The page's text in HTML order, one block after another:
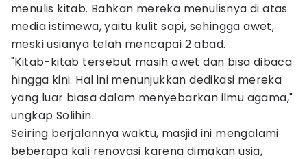
menulis kitab. Bahkan mereka menulisnya di atas
media istimewa, yaitu kulit sapi, sehingga awet,
meski usianya telah mencapai 2 abad.
"Kitab-kitab tersebut masih awet dan bisa dibaca
hingga kini. Hal ini menunjukkan dedikasi mereka
yang luar biasa dalam menyebarkan ilmu agama,"
ungkap Solihin.
Seiring berjalannya waktu, masjid ini mengalami
beberapa kali renovasi karena dimakan usia,